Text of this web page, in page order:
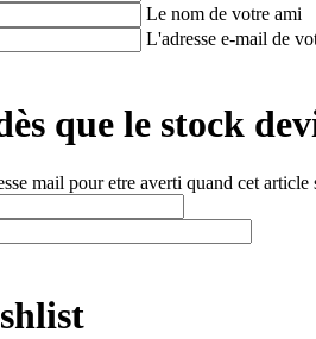
Le nom de votre ami
L'adresse e-mail de
que le stock
mail pour etre averti quand cet article